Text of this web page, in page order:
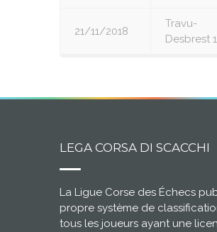
21/11/2018
Travu-
Desbrest 1
LEGA CORSA DI SCACCHI
La Ligue Corse des Échecs
propre système de
tous les joueurs ayant une